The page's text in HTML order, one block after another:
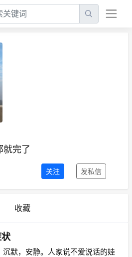
就完了
关注 发私信
收藏
默，安静。人家说不爱说话的娃